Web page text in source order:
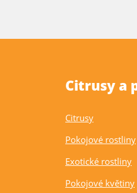
Citrusy a
Citrusy
Pokojové rostliny
Exotické rostliny
Pokojové květiny